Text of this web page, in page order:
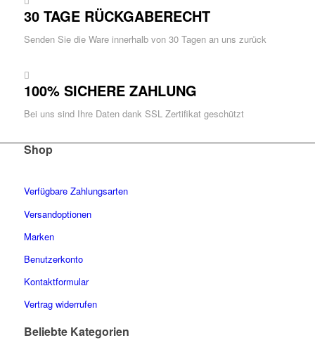
30 TAGE RÜCKGABERECHT
Senden Sie die Ware innerhalb von 30 Tagen an uns zurück
100% SICHERE ZAHLUNG
Bei uns sind Ihre Daten dank SSL Zertifikat geschützt
Shop
Verfügbare Zahlungsarten
Versandoptionen
Marken
Benutzerkonto
Kontaktformular
Vertrag widerrufen
Beliebte Kategorien